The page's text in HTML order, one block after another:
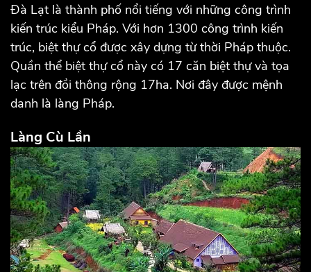
Đà Lạt là thành phố nổi tiếng với những công trình
kiến ​​trúc kiểu Pháp. Với hơn 1300 công trình kiến ​​
trúc, biệt thự cổ được xây dựng từ thời Pháp thuộc.
Quần thể biệt thự cổ này có 17 căn biệt thự và tọa
lạc trên đồi thông rộng 17ha. Nơi đây được mệnh
danh là làng Pháp.
Làng Cù Lần